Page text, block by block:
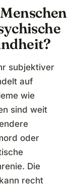
subjektiver
auf
wie
sind weit
oder
Die
recht